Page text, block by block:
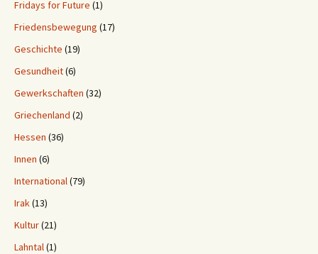
Fridays for Future (1)
Friedensbewegung (17)
Geschichte (19)
Gesundheit(6)
Gewerkschaften (32)
Griechenland (2)
Hessen (36)
Innen (6)
International(79)
Irak(13)
Kultur(21)
Lahntal(1)